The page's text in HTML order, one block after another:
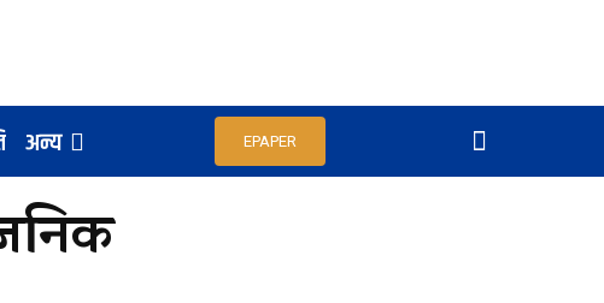
अन्य EPAPER